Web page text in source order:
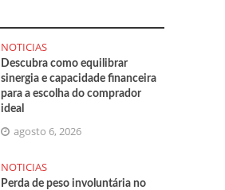
NOTICIAS
Descubra como equilibrar
sinergia e capacidade financeira
para a escolha do comprador
ideal
agosto 6, 2026
NOTICIAS
Perda de peso involuntária no